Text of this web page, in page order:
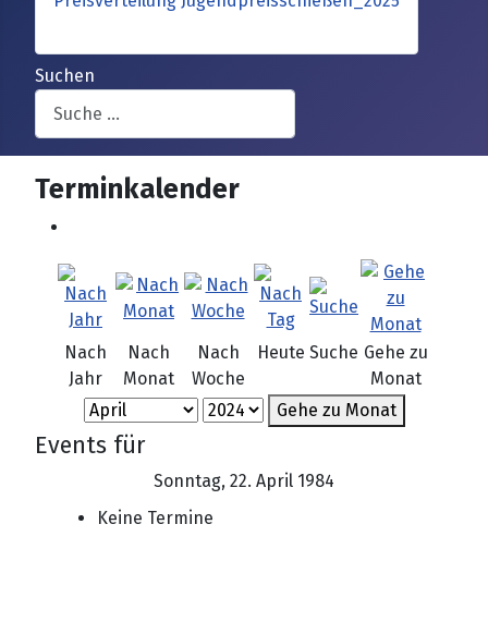
Suchen
Terminkalender
Nach
Jahr
Nach
Monat
Nach
Woche
Heute Suche Gehe zu
Monat
Gehe zu Monat
Events für
Sonntag, 22. April 1984
Keine Termine